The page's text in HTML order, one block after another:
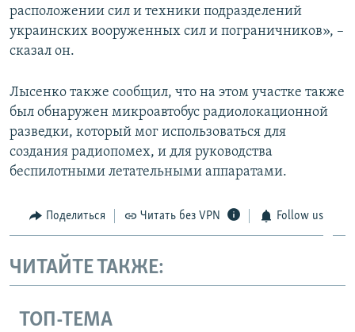
расположении сил и техники подразделений
украинских вооруженных сил и пограничников», –
сказал он.
Лысенко также сообщил, что на этом участке также
был обнаружен микроавтобус радиолокационной
разведки, который мог использоваться для
создания радиопомех, и для руководства
беспилотными летательными аппаратами.
Поделиться Читать без VPN Follow us
ЧИТАЙТЕ ТАКЖЕ:
ТОП-ТЕМА